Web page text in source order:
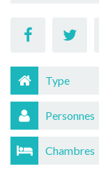
Type
Personnes
Chambres